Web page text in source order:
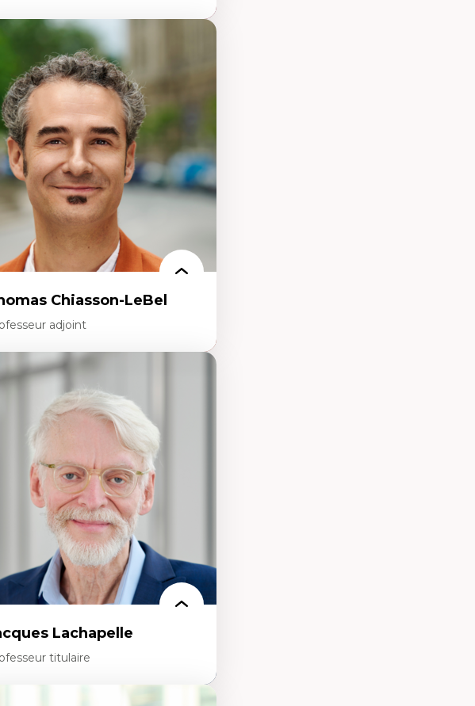
Discours sur la ville et représentations
Mosquées, formes et usages au Canada
Reconnaissance et représentations des
communautés immigrantes dans l'espace
urbain
Design architectural et urbain
Patrimoine et patrimonialisation
Études postcoloniales et décolonisation des
savoirs
Chiasson-LeBel
adjoint
Théories du développement
Économie politique comparée
Élites économiques
Sociologie économique
Classes sociales
Mouvements sociaux
Théories de l’État
Lachapelle
titulaire